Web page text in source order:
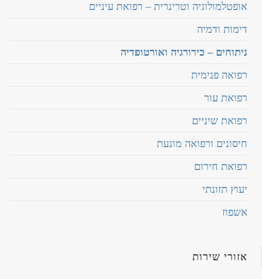
אופטלמולוגיה וטרינרית – רפואת עיניים
דימות ודמיה
ניתוחים – כירורגיה ואורטופדיה
רפואה פנימית
רפואת עור
רפואת שיניים
חיסונים ורפואה מונעת
רפואת חירום
יעוץ תזונתי
אשפוז
אזורי שירות